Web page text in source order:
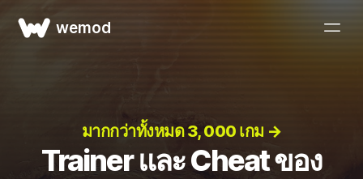
wemod
มากกว่าทั้งหมด 3, 000 เกม →
Trainer และ Cheat ของ